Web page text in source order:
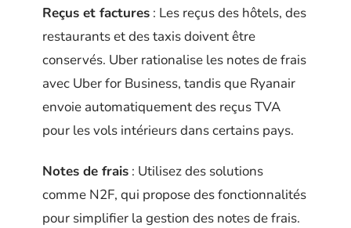
Reçus et factures : Les reçus des hôtels, des
restaurants et des taxis doivent être
conservés. Uber rationalise les notes de frais
avec Uber for Business, tandis que Ryanair
envoie automatiquement des reçus TVA
pour les vols intérieurs dans certains pays.
Notes de frais : Utilisez des solutions
comme N2F, qui propose des fonctionnalités
pour simplifier la gestion des notes de frais.